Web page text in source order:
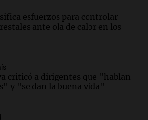
esfuerzos para controlar
ante ola de calor en los
criticó a dirigentes que "hablan
y "se dan la buena vida"